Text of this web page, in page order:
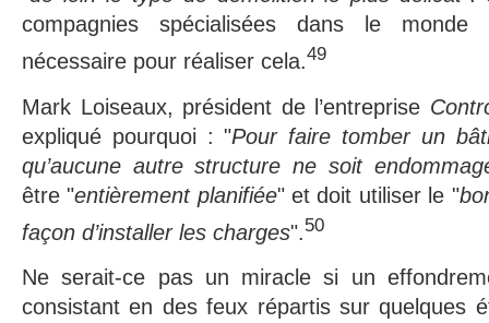
compagnies spécialisées dans le monde
nécessaire pour réaliser cela.49
Mark Loiseaux, président de l’entreprise
expliqué pourquoi : "Pour faire tomber un
qu’aucune autre structure ne soit
être "entièrement planifiée" et doit utiliser le "
façon d’installer les charges". 50
Ne serait-ce pas un miracle si un
consistant en des feux répartis sur quelques